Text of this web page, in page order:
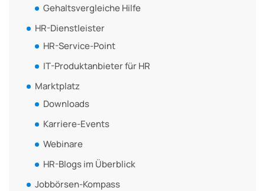
Gehaltsvergleiche Hilfe
HR-Dienstleister
HR-Service-Point
IT-Produktanbieter für HR
Marktplatz
Downloads
Karriere-Events
Webinare
HR-Blogs im Überblick
Jobbörsen-Kompass